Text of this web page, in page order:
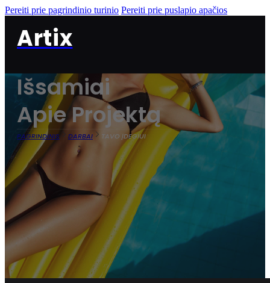
Pereiti prie pagrindinio turinio Pereiti prie puslapio apačios
Artix
Išsamiai
Apie Projektą
PAGRINDINIS DARBAI TAVO ĮDEGIUI